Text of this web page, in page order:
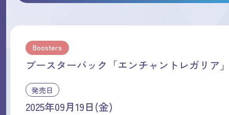
Boosters
ブースターパック「エンチャントレガリア
発売日
2025年09月19日(金)